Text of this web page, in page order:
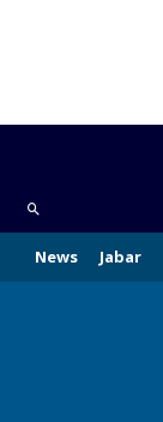
News Jabar